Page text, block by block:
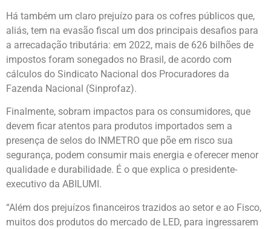
Há também um claro prejuízo para os cofres públicos que,
aliás, tem na evasão fiscal um dos principais desafios para
a arrecadação tributária: em 2022, mais de 626 bilhões de
impostos foram sonegados no Brasil, de acordo com
cálculos do Sindicato Nacional dos Procuradores da
Fazenda Nacional (Sinprofaz).
Finalmente, sobram impactos para os consumidores, que
devem ficar atentos para produtos importados sem a
presença de selos do INMETRO que põe em risco sua
segurança, podem consumir mais energia e oferecer menor
qualidade e durabilidade. É o que explica o presidente-
executivo da ABILUMI.
“Além dos prejuízos financeiros trazidos ao setor e ao Fisco,
muitos dos produtos do mercado de LED, para ingressarem